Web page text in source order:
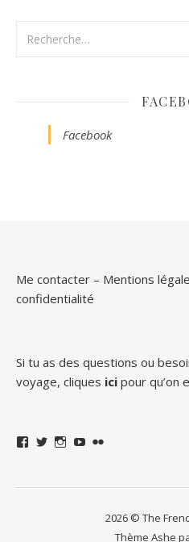
Facebook
Me contacter – Mentions
confidentialité
Si tu as des questions ou
voyage, cliques ici pour qu’on
Facebook
TwitterInstagram
YouTube
2026 © The
Thème Ashe